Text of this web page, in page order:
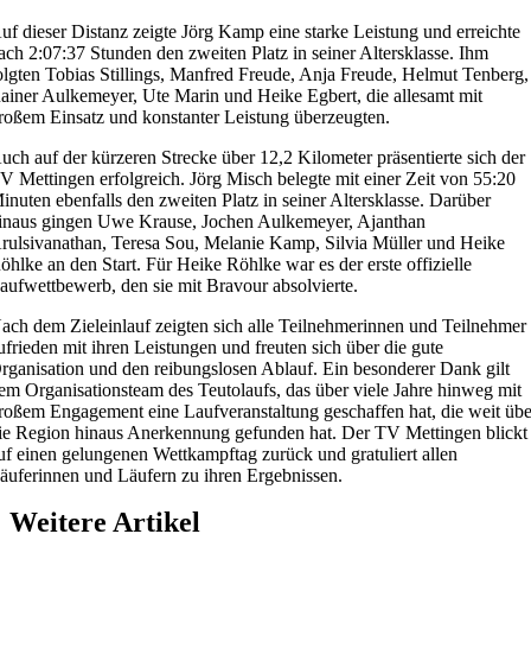
dieser Distanz zeigte Jörg Kamp eine starke Leistung und erreichte
2:07:37 Stunden den zweiten Platz in seiner Altersklasse. Ihm
Tobias Stillings, Manfred Freude, Anja Freude, Helmut Tenberg,
Aulkemeyer, Ute Marin und Heike Egbert, die allesamt mit
Einsatz und konstanter Leistung überzeugten.
auf der kürzeren Strecke über 12,2 Kilometer präsentierte sich der
Mettingen erfolgreich. Jörg Misch belegte mit einer Zeit von 55:20
ebenfalls den zweiten Platz in seiner Altersklasse. Darüber
gingen Uwe Krause, Jochen Aulkemeyer, Ajanthan
Teresa Sou, Melanie Kamp, Silvia Müller und Heike
an den Start. Für Heike Röhlke war es der erste offizielle
den sie mit Bravour absolvierte.
dem Zieleinlauf zeigten sich alle Teilnehmerinnen und Teilnehmer
mit ihren Leistungen und freuten sich über die gute
und den reibungslosen Ablauf. Ein besonderer Dank gilt
Organisationsteam des Teutolaufs, das über viele Jahre hinweg mit
Engagement eine Laufveranstaltung geschaffen hat, die weit
Region hinaus Anerkennung gefunden hat. Der TV Mettingen blickt
einen gelungenen Wettkampftag zurück und gratuliert allen
und Läufern zu ihren Ergebnissen.
Weitere Artikel